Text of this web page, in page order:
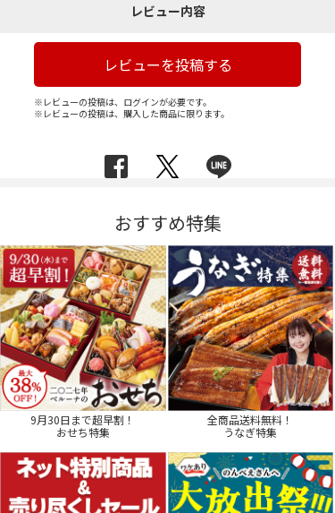
レビュー内容
レビューを投稿する
※レビューの投稿は、ログインが必要です。
※レビューの投稿は、購入した商品に限ります。
おすすめ特集
9月30日まで超早割！
おせち特集
全商品送料無料！
うなぎ特集